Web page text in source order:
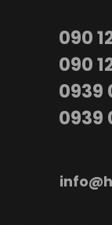
090
090
0939
0939